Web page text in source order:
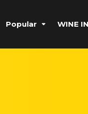
Popular WINE